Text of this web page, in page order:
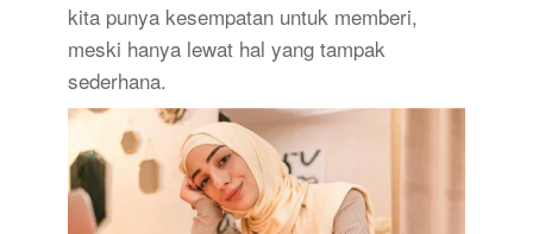
kita punya kesempatan untuk memberi,
meski hanya lewat hal yang tampak
sederhana.